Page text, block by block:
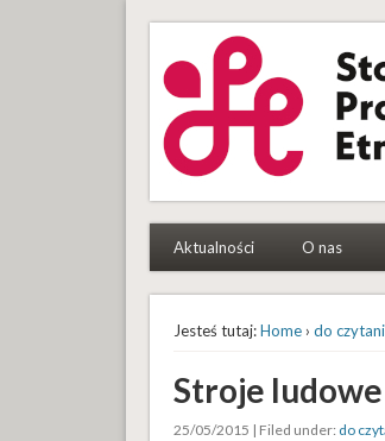
To etnografki i etnografowie,
Aktualności O nas
Jesteś tutaj:Home› do
Stroje
25/05/2015 | Filed under: do